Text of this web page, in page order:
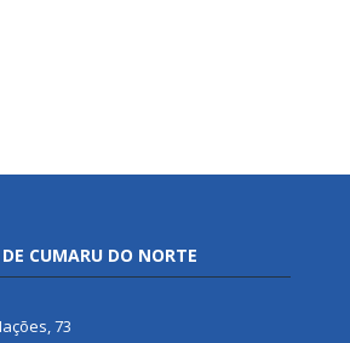
CUMARU DO NORTE
73